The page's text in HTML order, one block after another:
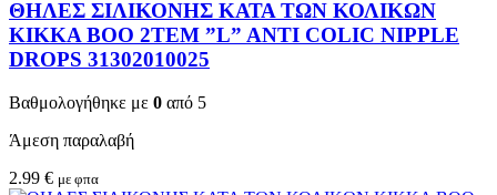
ΘΗΛΕΣ ΣΙΛΙΚΟΝΗΣ ΚΑΤΑ ΤΩΝ ΚΟΛΙΚΩΝ
KIKKA BOO 2TEM ”L” ANTI COLIC NIPPLE
DROPS 31302010025
Βαθμολογήθηκε με 0 από 5
Άμεση παραλαβή
2.99 € με φπα